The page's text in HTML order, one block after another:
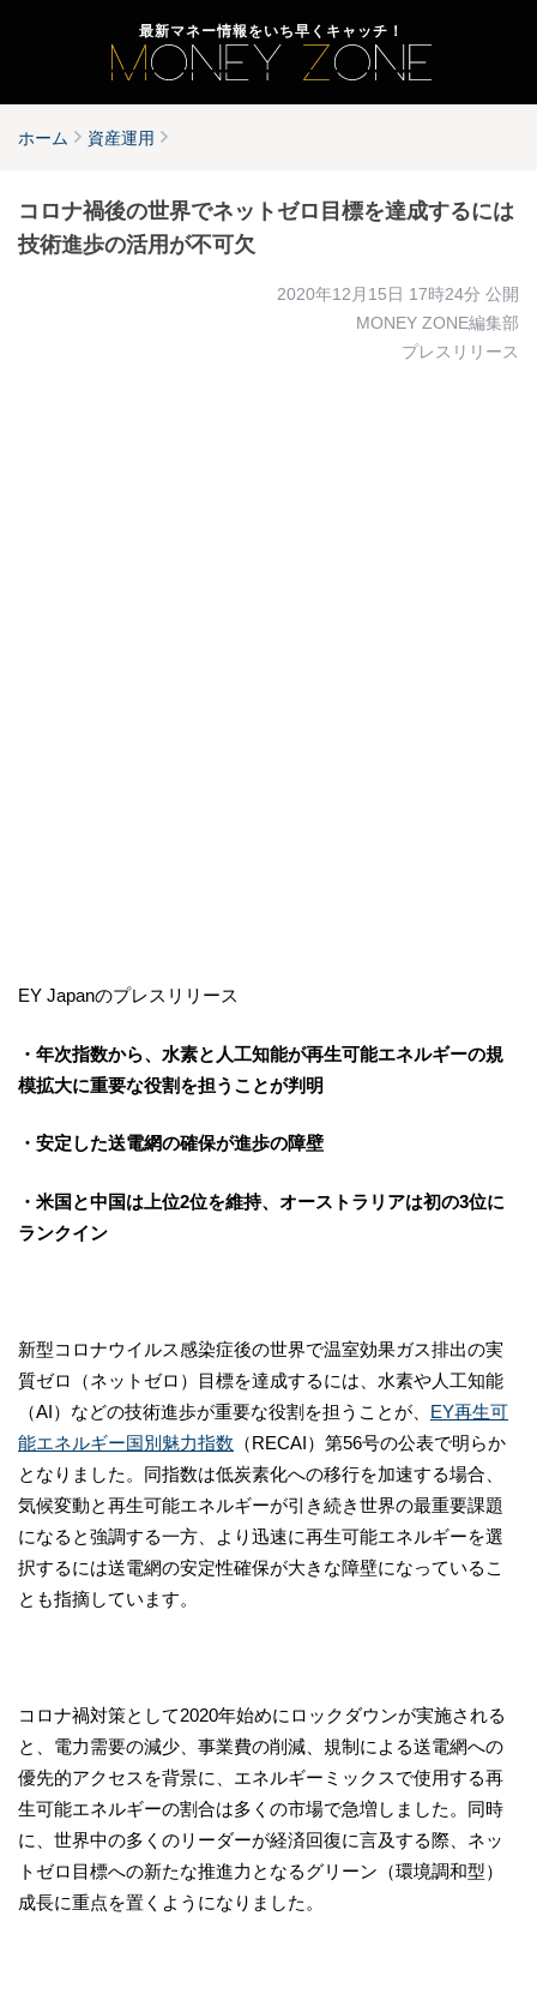
最新マネー情報をいち早くキャッチ！
ホーム 資産運用
コロナ禍後の世界でネットゼロ目標を達成するには
技術進歩の活用が不可欠
2020年12月15日 17時24分 公開
MONEY ZONE編集部
プレスリリース
EY Japanのプレスリリース
・年次指数から、水素と人工知能が再生可能エネルギーの規
模拡大に重要な役割を担うことが判明
・安定した送電網の確保が進歩の障壁
・米国と中国は上位2位を維持、オーストラリアは初の3位に
ランクイン
新型コロナウイルス感染症後の世界で温室効果ガス排出の実
質ゼロ（ネットゼロ）目標を達成するには、水素や人工知能
（AI）などの技術進歩が重要な役割を担うことが、 EY再生可
能エネルギー国別魅力指数 （RECAI）第56号の公表で明らか
となりました。同指数は低炭素化への移行を加速する場合、
気候変動と再生可能エネルギーが引き続き世界の最重要課題
になると強調する一方、より迅速に再生可能エネルギーを選
択するには送電網の安定性確保が大きな障壁になっているこ
とも指摘しています。
コロナ禍対策として2020年始めにロックダウンが実施される
と、電力需要の減少、事業費の削減、規制による送電網への
優先的アクセスを背景に、エネルギーミックスで使用する再
生可能エネルギーの割合は多くの市場で急増しました。同時
に、世界中の多くのリーダーが経済回復に言及する際、ネッ
トゼロ目標への新たな推進力となるグリーン（環境調和型）
成長に重点を置くようになりました。